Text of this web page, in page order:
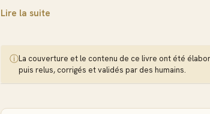
Le livre aborde systématiquement les
chapitres consacrés à la justification par la foi,
rôle des sacrements dans la vie spirituelle.
Lire la suite
ⓘLa couverture et le contenu de ce livre ont été
puis relus, corrigés et validés par des humains.